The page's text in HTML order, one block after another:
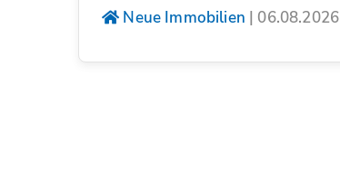
Neue Immobilien | 06.08.2026